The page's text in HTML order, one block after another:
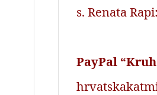
s. Renata
PayPal